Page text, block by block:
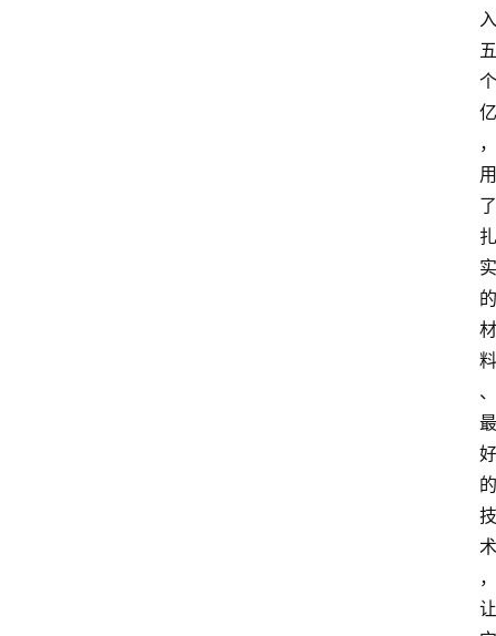
入
五
个
亿
，
用
了
扎
实
的
材
料
、
最
好
的
技
术
，
让